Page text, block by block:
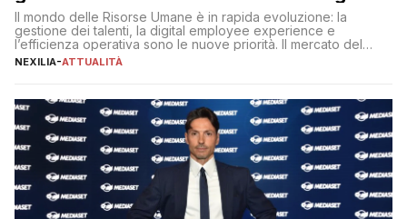
Il mondo delle Risorse Umane è in rapida evoluzione: la
gestione dei talenti, la digital employee experience e
l’efficienza operativa sono le nuove priorità. Il mercato del
lavoro, d’altra parte, è sempre più competitivo con una lotta
NEXILIA-ATTUALITÀ